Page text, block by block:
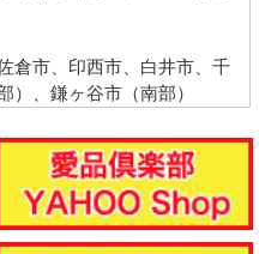
倉市、印西市、白井市、千
）、鎌ヶ谷市（南部）